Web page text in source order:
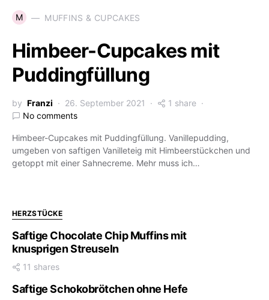
M MUFFINS & CUPCAKES
Himbeer-Cupcakes mit
Puddingfüllung
by Franzi 26. September 2021
1 share
No comments
Himbeer-Cupcakes mit Puddingfüllung. Vanillepudding,
umgeben von saftigen Vanilleteig mit Himbeerstückchen und
getoppt mit einer Sahnecreme. Mehr muss ich…
HERZSTÜCKE
Saftige Chocolate Chip Muffins mit
knusprigen Streuseln
11 shares
Saftige Schokobrötchen ohne Hefe